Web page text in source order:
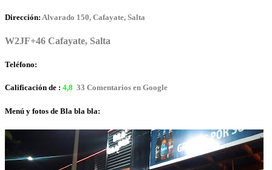
Dirección: Alvarado 150, Cafayate, Salta
W2JF+46 Cafayate, Salta
Teléfono:
Calificación de : 4,8 33 Comentarios en Google
Menú y fotos de Bla bla bla: